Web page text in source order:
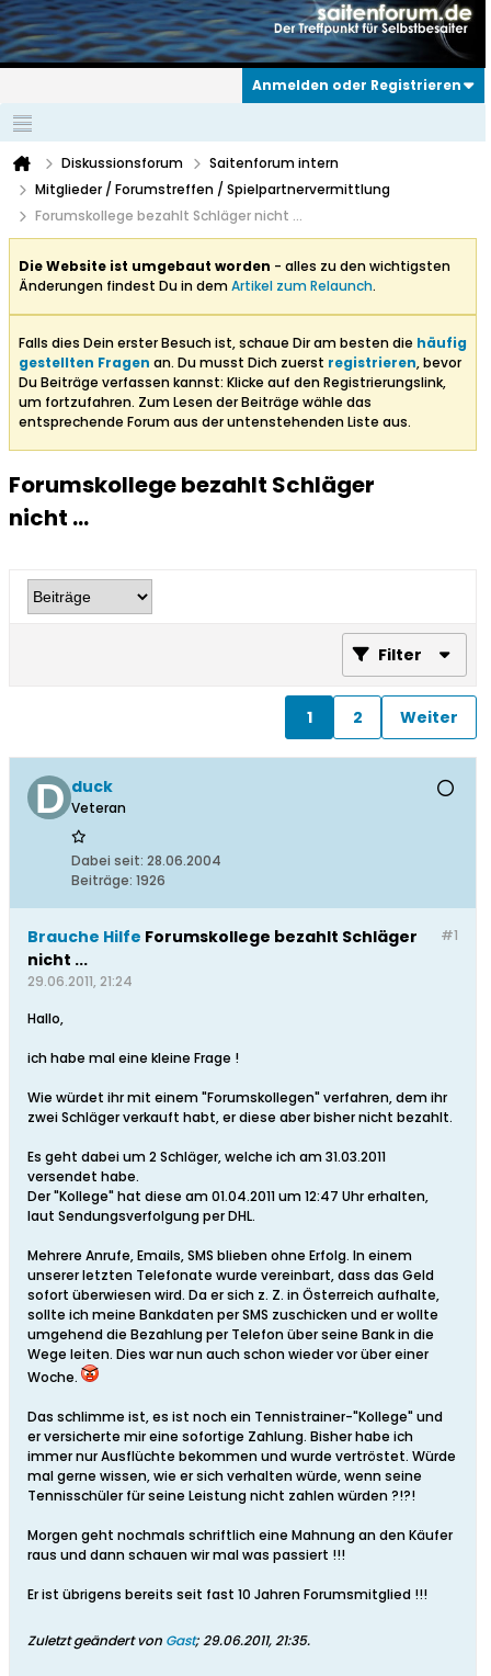
Anmelden oder Registrieren
Diskussionsforum
Saitenforum intern
Mitglieder / Forumstreffen / Spielpartnervermittlung
Forumskollege bezahlt Schläger nicht ...
Die Website ist umgebaut worden - alles zu den wichtigsten
Änderungen findest Du in demArtikel zum Relaunch.
Falls dies Dein erster Besuch ist, schaue Dir am besten die häufig
gestellten Fragen an. Du musst Dich zuerst registrieren, bevor
Du Beiträge verfassen kannst: Klicke auf den Registrierungslink,
um fortzufahren. Zum Lesen der Beiträge wähle das
entsprechende Forum aus der untenstehenden Liste aus.
Forumskollege bezahlt Schläger
nicht ...
Filter
1 2 Weiter
duck
Veteran
Dabei seit: 28.06.2004
Beiträge: 1926
#1
Brauche Hilfe Forumskollege bezahlt Schläger
nicht ...
29.06.2011, 21:24
Hallo,
ich habe mal eine kleine Frage !
Wie würdet ihr mit einem "Forumskollegen" verfahren, dem ihr
zwei Schläger verkauft habt, er diese aber bisher nicht bezahlt.
Es geht dabei um 2 Schläger, welche ich am 31.03.2011
versendet habe.
Der "Kollege" hat diese am 01.04.2011 um 12:47 Uhr erhalten,
laut Sendungsverfolgung per DHL.
Mehrere Anrufe, Emails, SMS blieben ohne Erfolg. In einem
unserer letzten Telefonate wurde vereinbart, dass das Geld
sofort überwiesen wird. Da er sich z. Z. in Österreich aufhalte,
sollte ich meine Bankdaten per SMS zuschicken und er wollte
umgehend die Bezahlung per Telefon über seine Bank in die
Wege leiten. Dies war nun auch schon wieder vor über einer
Woche.
Das schlimme ist, es ist noch ein Tennistrainer-"Kollege" und
er versicherte mir eine sofortige Zahlung. Bisher habe ich
immer nur Ausflüchte bekommen und wurde vertröstet. Würde
mal gerne wissen, wie er sich verhalten würde, wenn seine
Tennisschüler für seine Leistung nicht zahlen würden ?!?!
Morgen geht nochmals schriftlich eine Mahnung an den Käufer
raus und dann schauen wir mal was passiert !!!
Er ist übrigens bereits seit fast 10 Jahren Forumsmitglied !!!
Zuletzt geändert von Gast;29.06.2011, 21:35.